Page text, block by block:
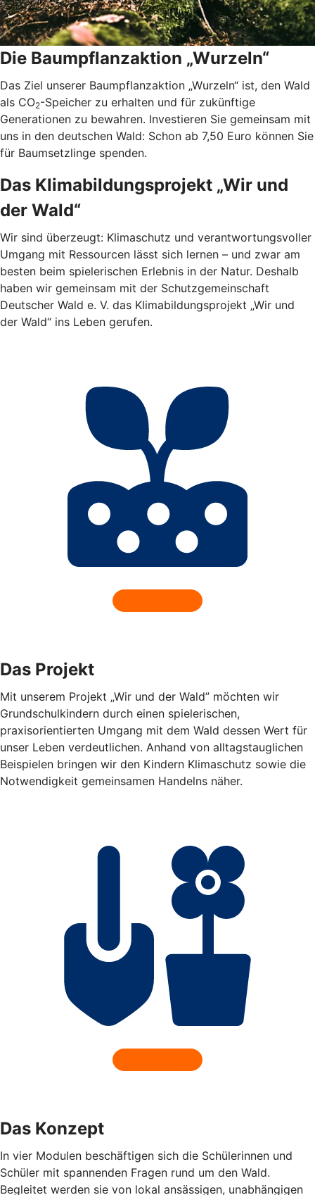
Die Baumpflanzaktion „Wurzeln“
Das Ziel unserer Baumpflanzaktion „Wurzeln“ ist, den Wald
als CO2-Speicher zu erhalten und für zukünftige
Generationen zu bewahren. Investieren Sie gemeinsam mit
uns in den deutschen Wald: Schon ab 7,50 Euro können Sie
für Baumsetzlinge spenden.
Das Klimabildungsprojekt „Wir und
der Wald“
Wir sind überzeugt: Klimaschutz und verantwortungsvoller
Umgang mit Ressourcen lässt sich lernen – und zwar am
besten beim spielerischen Erlebnis in der Natur. Deshalb
haben wir gemeinsam mit der Schutzgemeinschaft
Deutscher Wald e. V. das Klimabildungsprojekt „Wir und
der Wald“ ins Leben gerufen.
Das Projekt
Mit unserem Projekt „Wir und der Wald” möchten wir
Grundschulkindern durch einen spielerischen,
praxisorientierten Umgang mit dem Wald dessen Wert für
unser Leben verdeutlichen. Anhand von alltagstauglichen
Beispielen bringen wir den Kindern Klimaschutz sowie die
Notwendigkeit gemeinsamen Handelns näher.
Das Konzept
In vier Modulen beschäftigen sich die Schülerinnen und
Schüler mit spannenden Fragen rund um den Wald.
Begleitet werden sie von lokal ansässigen, unabhängigen